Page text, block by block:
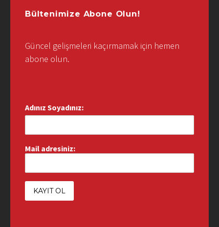
Bültenimize Abone Olun!
Güncel gelişmeleri kaçırmamak için hemen
abone olun.
Adınız Soyadınız:
Mail adresiniz: